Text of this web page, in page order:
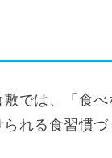
では、「食べ
られる食習慣